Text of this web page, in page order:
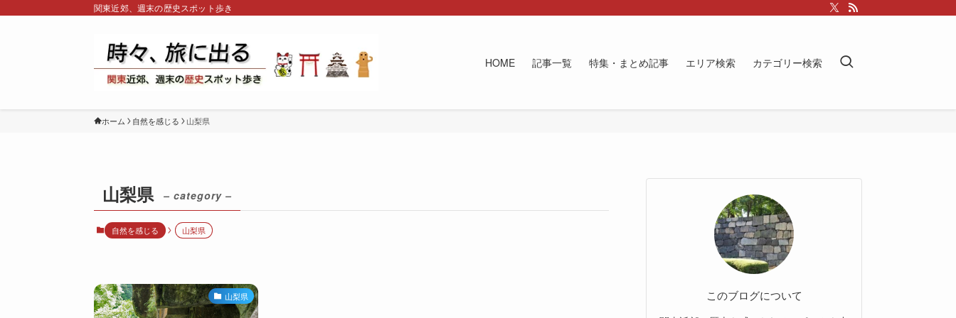
関東近郊、週末の歴史スポット歩き
HOME 記事一覧 特集・まとめ記事 エリア検索 カテゴリー検索
ホーム 自然を感じる 山梨県
山梨県 – category –
自然を感じる 山梨県
山梨県 このブログについて